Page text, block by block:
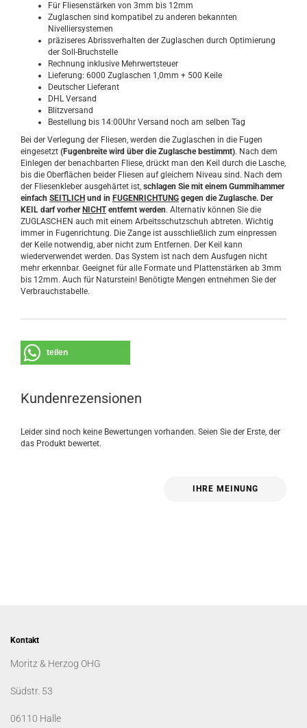
Für Fliesenstärken von 3mm bis 12mm
Zuglaschen sind kompatibel zu anderen bekannten
Nivelliersystemen
präziseres Abrissverhalten der Zuglaschen durch Optimierung
der Soll-Bruchstelle
Rechnung inklusive Mehrwertsteuer
Lieferung: 6000 Zuglaschen 1,0mm + 500 Keile
Deutscher Lieferant
DHL Versand
Blitzversand
Bestellung bis 14:00Uhr Versand noch am selben Tag
Bei der Verlegung der Fliesen, werden die Zuglaschen in die Fugen
eingesetzt (Fugenbreite wird über die Zuglasche bestimmt). Nach dem
Einlegen der benachbarten Fliese, drückt man den Keil durch die Lasche,
bis die Oberflächen beider Fliesen auf gleichem Niveau sind. Nach dem
der Fliesenkleber ausgehärtet ist, schlagen Sie mit einem Gummihammer
einfach SEITLICH und in FUGENRICHTUNG gegen die Zuglasche. Der
KEIL darf vorher NICHTentfernt werden. Alternativ können Sie die
ZUGLASCHEN auch mit einem Arbeitsschutzschuh abtreten. Wichtig
immer in Fugenrichtung. Die Zange ist ausschließlich zum einpressen
der Keile notwendig, aber nicht zum Entfernen. Der Keil kann
wiederverwendet werden. Das System ist nach dem Ausfugen nicht
mehr erkennbar. Geeignet für alle Formate und Plattenstärken ab 3mm
bis 12mm. Auch für Naturstein! Benötigte Mengen entnehmen Sie der
Verbrauchstabelle.
teilen
Kundenrezensionen
Leider sind noch keine Bewertungen vorhanden. Seien Sie der Erste, der
das Produkt bewertet.
IHRE MEINUNG
Kontakt
Moritz & Herzog OHG
Südstr. 53
06110 Halle